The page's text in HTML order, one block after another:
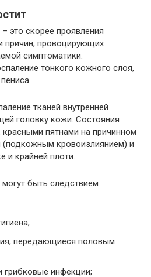
это скорее проявления
причин, провоцирующих
симптоматики.
тонкого кожного слоя,
тканей внутренней
головку кожи. Состояния
пятнами на причинном
(подкожным кровоизлиянием) и
и крайней плоти.
быть следствием
передающиеся половым
грибковые инфекции;